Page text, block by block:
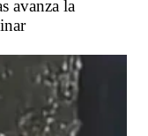
avanza la